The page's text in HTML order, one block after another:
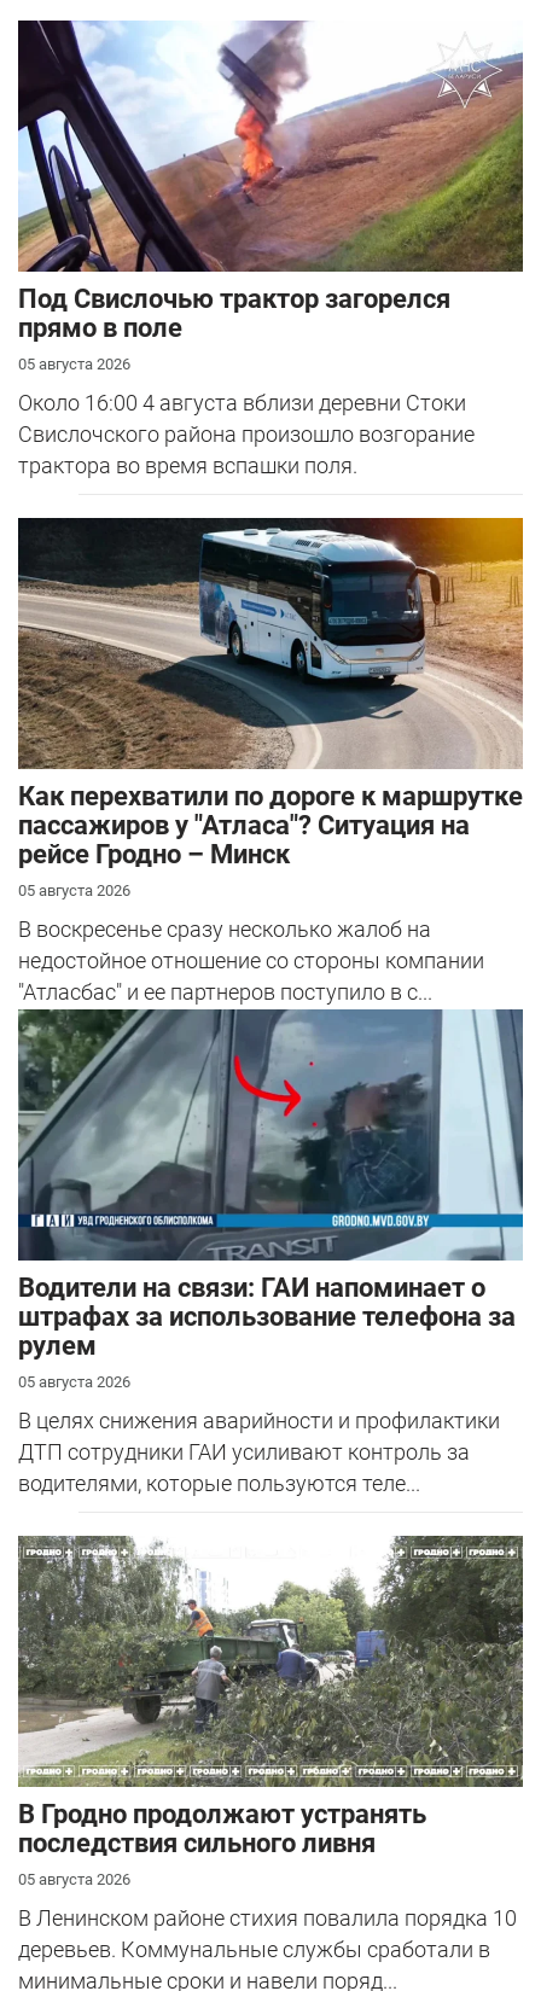
Под Свислочью трактор загорелся
прямо в поле
05 августа 2026
Около 16:00 4 августа вблизи деревни Стоки
Свислочского района произошло возгорание
трактора во время вспашки поля.
Как перехватили по дороге к маршрутке
пассажиров у "Атласа"? Ситуация на
рейсе Гродно – Минск
05 августа 2026
В воскресенье сразу несколько жалоб на
недостойное отношение со стороны компании
"Атласбас" и ее партнеров поступило в с...
Водители на связи: ГАИ напоминает о
штрафах за использование телефона за
рулем
05 августа 2026
В целях снижения аварийности и профилактики
ДТП сотрудники ГАИ усиливают контроль за
водителями, которые пользуются теле...
В Гродно продолжают устранять
последствия сильного ливня
05 августа 2026
В Ленинском районе стихия повалила порядка 10
деревьев. Коммунальные службы сработали в
минимальные сроки и навели поряд...